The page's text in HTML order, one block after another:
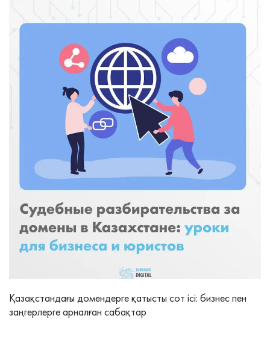
Қазақстандағы домендерге қатысты сот ісі: бизнес пен
заңгерлерге арналған сабақтар